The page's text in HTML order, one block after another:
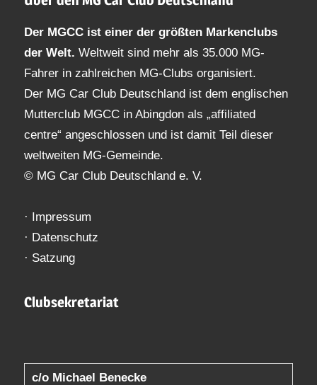
Der MGCC ist einer der größten Markenclubs
der Welt. Weltweit sind mehr als 35.000 MG-
Fahrer in zahlreichen MG-Clubs organisiert.
Der MG Car Club Deutschland ist dem englischen
Mutterclub MGCC in Abingdon als „affiliated
centre“ angeschlossen und ist damit Teil dieser
weltweiten MG-Gemeinde.
© MG Car Club Deutschland e. V.
·
Impressum
· Datenschutz
· Satzung
Clubsekretariat
c/o Michael Benecke